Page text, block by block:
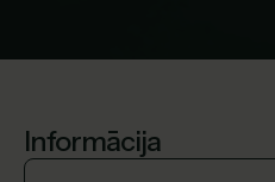
Informācija